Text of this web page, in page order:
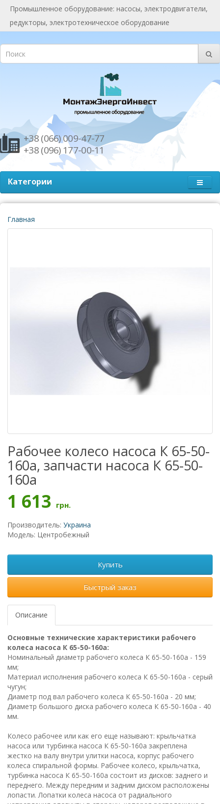
Промышленное оборудование: насосы, электродвигатели,
редукторы, электротехническое оборудование
+38 (066) 009-47-77
+38 (096) 177-00-11
Категории
Главная
Рабочее колесо насоса К 65-50-
160а, запчасти насоса К 65-50-
160а
1 613 грн.
Производитель: Украина
Модель: Центробежный
Купить
Быстрый заказ
Описание
Основные технические характеристики рабочего
колеса насоса К 65-50-160а:
Номинальный диаметр рабочего колеса К 65-50-160а - 159
мм;
Материал исполнения рабочего колеса К 65-50-160а - серый
чугун;
Диаметр под вал рабочего колеса К 65-50-160а - 20 мм;
Диаметр большого диска рабочего колеса К 65-50-160а - 40
мм.
Колесо рабочее или как его еще называют: крыльчатка
насоса или турбинка насоса К 65-50-160а закреплена
жестко на валу внутри улитки насоса, корпус рабочего
колеса спиральной формы. Рабочее колесо, крыльчатка,
турбинка насоса К 65-50-160а состоит из дисков: заднего и
переднего. Между передним и задним диском расположены
лопасти. Лопатки колеса насоса от радиального